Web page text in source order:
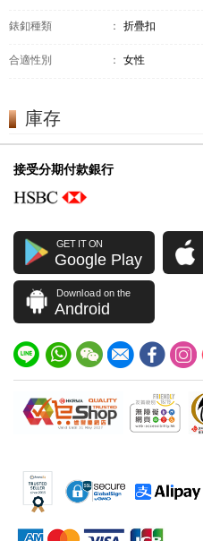
錶釦種類 ： 折疊扣
合適性別 ： 女性
庫存
接受分期付款銀行
GET IT ON
Google Play
Download on the
Android